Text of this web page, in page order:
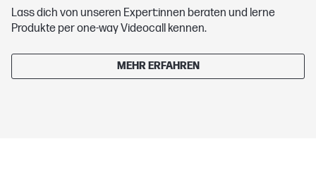
Lass dich von unseren Expert:innen beraten und lerne
Produkte per one-way Videocall kennen.
MEHR ERFAHREN